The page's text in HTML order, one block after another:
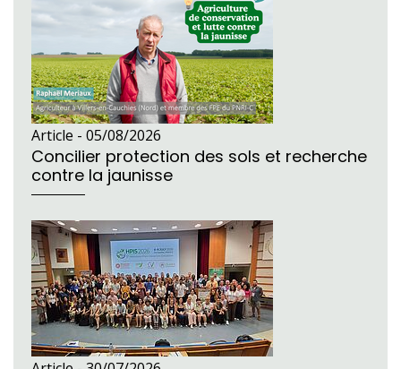
Article - 05/08/2026
Concilier protection des sols et recherche
contre la jaunisse